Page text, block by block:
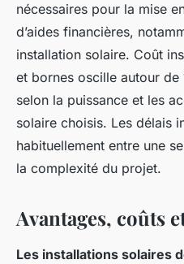
nécessaires pour la mise
d’aides financières,
installation solaire. Coût
et bornes oscille autour
selon la puissance et les
solaire choisis. Les délais
habituellement entre une
la complexité du projet.
Avantages, coûts
Les installations solaires